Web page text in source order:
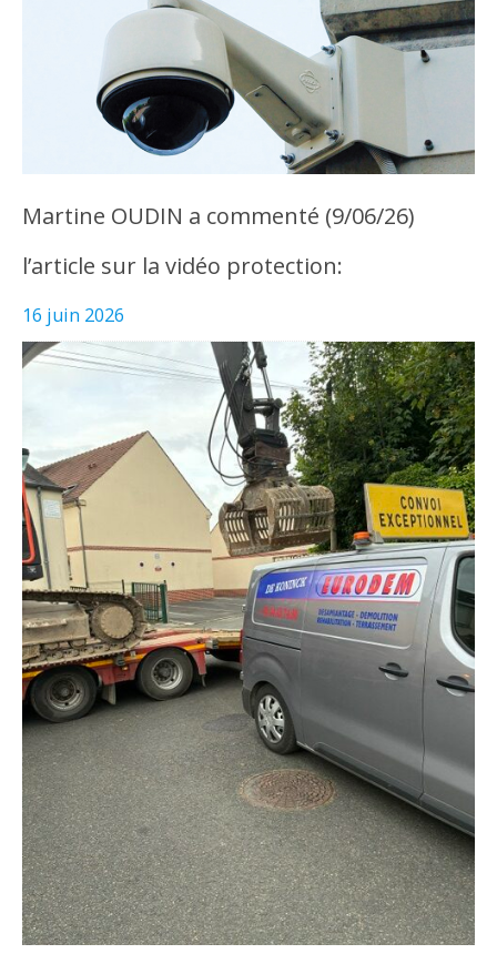
Martine OUDIN a commenté (9/06/26)
l’article sur la vidéo protection:
16 juin 2026